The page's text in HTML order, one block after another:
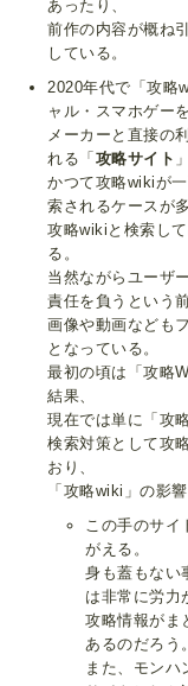
あったり、
前作の内容が概ね
している。
2020年代で「攻略
ャル・スマホゲー
メーカーと直接の
れる「 攻略サイト
かつて攻略wikiが
索されるケースが
攻略wikiと検索し
る。
当然ながらユーザ
責任を負うという
画像や動画なども
となっている。
最初の頃は「攻略
結果、
現在では単に「攻
検索対策として攻
おり、
「攻略wiki」の影
この手のサイ
がえる。
身も蓋もない
は非常に労力
攻略情報がま
あるのだろう。
また、モンハ